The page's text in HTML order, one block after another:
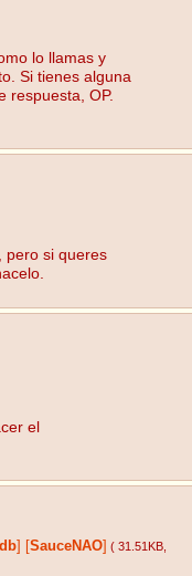
lo llamas y
Si tienes alguna
respuesta, OP.
pero si queres
el
SauceNAO ( 31.51KB